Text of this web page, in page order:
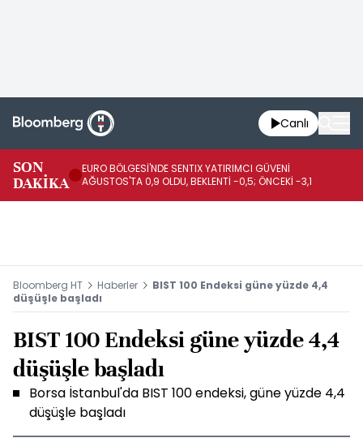
Canlı
SON
DAKİKA
EURO BÖLGESİ'NDE SENTIX YATIRIMCI GÜVENİ
AĞUSTOS'TA 0,9 OLDU, BEKLENTİ -0,5; ÖNCEKİ -3,1
Bloomberg HT Haberler
BIST 100 Endeksi güne yüzde 4,4
düşüşle başladı
BIST 100 Endeksi güne yüzde 4,4
düşüşle başladı
Borsa İstanbul'da BIST 100 endeksi, güne yüzde 4,4
düşüşle başladı